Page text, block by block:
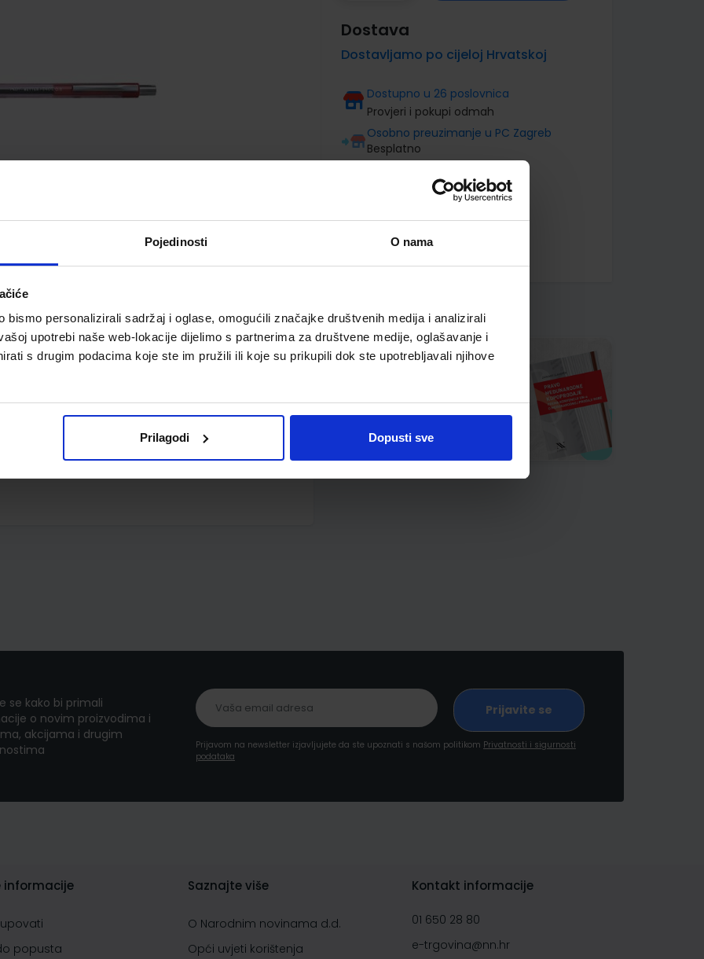
Pojedinosti O nama
bismo personalizirali sadržaj i oglase, omogućili značajke društvenih medija i analizirali
upotrebi naše web-lokacije dijelimo s partnerima za društvene medije, oglašavanje i
s drugim podacima koje ste im pružili ili koje su prikupili dok ste upotrebljavali njihove
Prilagodi Dopusti sve
Dostava
Dostavljamo po cijeloj Hrvatskoj
Dostupno u 26 poslovnica
Provjeri i pokupi odmah
Osobno preuzimanje u PC Zagreb
Besplatno
metalna klipsa; metalni vrh
se kako bi primali
o novim proizvodima i
akcijama i drugim
Prijavom na newsletter izjavljujete da ste upoznati s našom politikom Privatnosti i sigurnosti
podataka
informacije
popusta
Saznajte više
O Narodnim novinama d.d.
Opći uvjeti korištenja
Kontakt informacije
01 650 28 80
e-trgovina@nn.hr